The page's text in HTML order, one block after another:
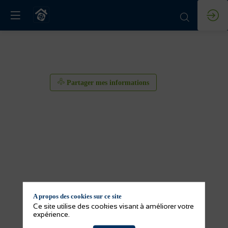
Partager mes informations
A propos des cookies sur ce site
Ce site utilise des cookies visant à améliorer votre
expérience.